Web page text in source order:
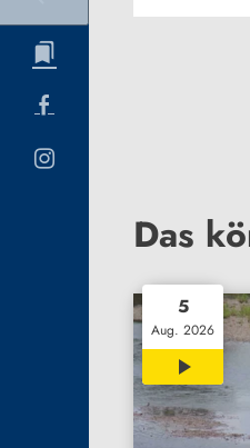
Das
5
Aug. 2026
02:07